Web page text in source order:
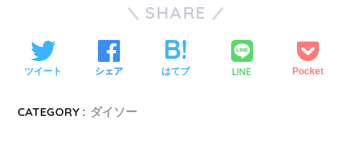
SHARE
ツイート シェア はてブ LINE Pocket
CATEGORY : ダイソー